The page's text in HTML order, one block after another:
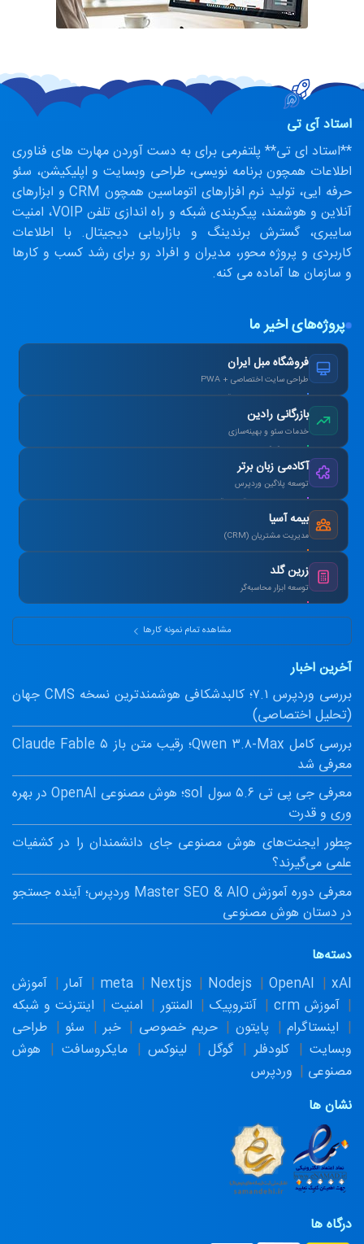
استاد آی تی
**استاد ای تی** پلتفرمی برای به دست آوردن مهارت های فناوری
اطلاعات همچون برنامه نویسی، طراحی وبسایت و اپلیکیشن، سئو
حرفه ایی، تولید نرم افزارهای اتوماسین همچون CRM و ابزارهای
آنلاین و هوشمند، پیکربندی شبکه و راه اندازی تلفن VOIP، امنیت
سایبری، گسترش برندینگ و بازاریابی دیجیتال. با اطلاعات
کاربردی و پروژه محور، مدیران و افراد رو برای رشد کسب و کارها
و سازمان ها آماده می کنه.
پروژه‌های اخیر ما
فروشگاه مبل ایران
طراحی سایت اختصاصی + PWA
بازرگانی رادین
خدمات سئو و بهینه‌سازی
آکادمی زبان برتر
توسعه پلاگین وردپرس
طراحی سیستم آزمون آنلاین و صدور کارنامه.
بیمه آسیا
مدیریت مشتریان (CRM)
یکپارچه‌سازی اطلاعات و اتوماسیون پیامک.
زرین گلد
توسعه ابزار محاسبه‌گر
ماشین‌حساب پیشرفته سود مرکب و طلا.
مشاهده تمام نمونه کارها
آخرین اخبار
بررسی وردپرس ۷.۱؛ کالبدشکافی هوشمندترین نسخه CMS جهان
(تحلیل اختصاصی)
بررسی کامل Qwen ۳.۸-Max؛ رقیب متن باز Claude Fable ۵
معرفی شد
معرفی جی پی تی ۵.۶ سول sol؛ هوش مصنوعی OpenAI در بهره
وری و قدرت
چطور ایجنت‌های هوش مصنوعی جای دانشمندان را در کشفیات
علمی می‌گیرند؟
معرفی دوره آموزش Master SEO & AIO وردپرس؛ آینده جستجو
در دستان هوش مصنوعی
دسته‌ها
meta
Nextjs Nodejs OpenAI xAI آمار
آموزش
آموزش crm
آنتروپیک المنتور امنیت
اینترنت و شبکه
اینستاگرام
پایتون حریم خصوصی خبر سئو
طراحی
وبسایت
کلودفلر گوگل لینوکس مایکروسافت
هوش
مصنوعی
وردپرس
نشان ها
درگاه ها